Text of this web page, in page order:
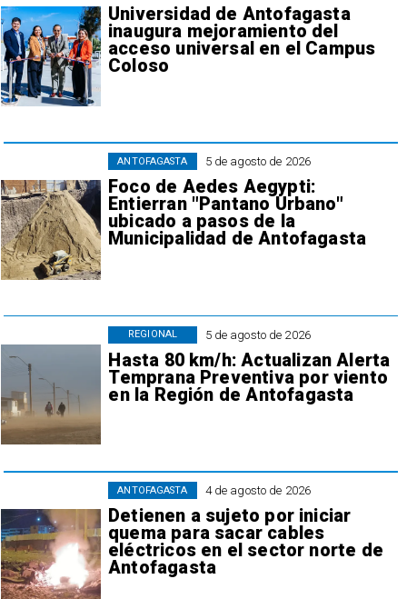
Universidad de Antofagasta
inaugura mejoramiento del
acceso universal en el Campus
Coloso
5 de agosto de 2026
Foco de Aedes Aegypti:
Entierran "Pantano Urbano"
ubicado a pasos de la
Municipalidad de Antofagasta
ANTOFAGASTA
5 de agosto de 2026
Hasta 80 km/h: Actualizan Alerta
Temprana Preventiva por viento
en la Región de Antofagasta
REGIONAL
4 de agosto de 2026
Detienen a sujeto por iniciar
quema para sacar cables
eléctricos en el sector norte de
Antofagasta
ANTOFAGASTA